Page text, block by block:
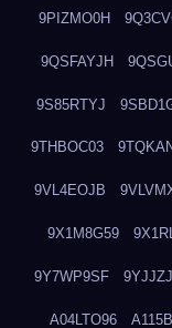
9PIZMO0H
9QSFAYJH
9S85RTYJ
9THBOC03
9VL4EOJB
9X1M8G59
9Y7WP9SF
A04LTO96